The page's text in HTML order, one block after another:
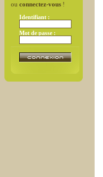
ou connectez-vous!
Identifiant :
Mot de passe :